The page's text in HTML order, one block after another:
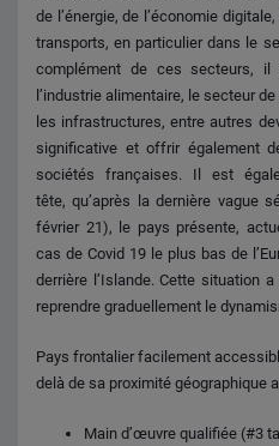
de l’énergie, de l’économie
transports, en particulier dans le
complément de ces secteurs,
l’industrie alimentaire, le secteur
les infrastructures, entre autres
significative et offrir également
sociétés françaises. Il est
tête, qu’après la dernière vague
février 21), le pays présente,
cas de Covid 19 le plus bas de
derrière l’Islande. Cette situation
reprendre graduellement le
Pays frontalier facilement
delà de sa proximité géographique
Main d’œuvre qualifiée (#3